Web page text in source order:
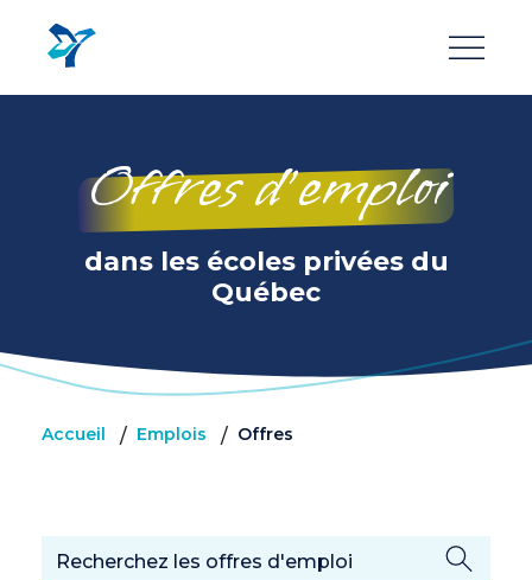
contenu
principal
Offres d’emploi
dans les écoles privées du
Québec
Accueil / Emplois / Offres